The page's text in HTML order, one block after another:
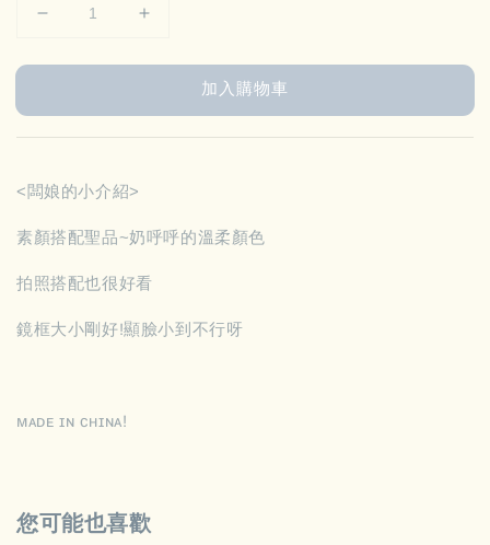
加入購物車
<闆娘的小介紹>
素顏搭配聖品~奶呼呼的溫柔顏色
拍照搭配也很好看
鏡框大小剛好!顯臉小到不行呀
ᴍᴀᴅᴇ ɪɴ ᴄʜɪɴᴀ!
您可能也喜歡